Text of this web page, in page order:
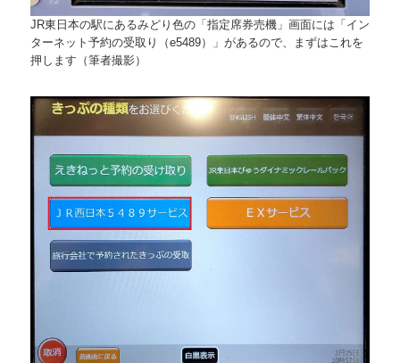
JR東日本の駅にあるみどり色の「指定席券売機」画面には「イン
ターネット予約の受取り（e5489）」があるので、まずはこれを
押します（筆者撮影）